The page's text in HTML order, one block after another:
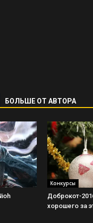
БОЛЬШЕ ОТ АВТОРА
Конкурсы
Доброкот-
хорошего за